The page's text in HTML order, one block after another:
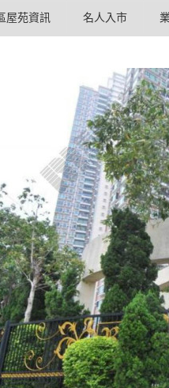
屋苑資訊 名人入市